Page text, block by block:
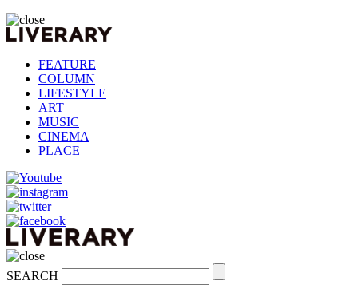
FEATURE
COLUMN
LIFESTYLE
ART
MUSIC
CINEMA
PLACE
SEARCH